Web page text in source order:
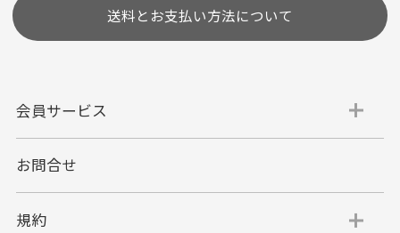
代金引換
代引手数料一律400円
送料とお支払い方法について
会員サービス
お問合せ
規約